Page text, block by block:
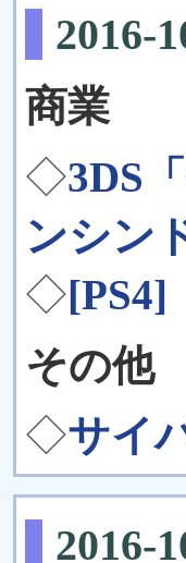
2016-
商業
◇3DS
ンシン
◇[PS4]
その他
◇サイ
2016-